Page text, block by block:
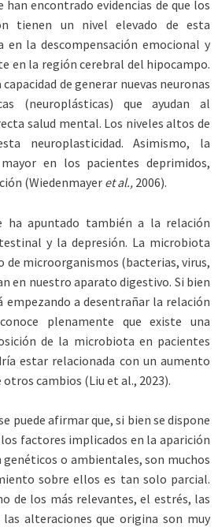
han encontrado evidencias de que los
tienen un nivel elevado de esta
en la descompensación emocional y
en la región cerebral del hipocampo.
de generar nuevas neuronas
(neuroplásticas) que ayudan al
salud mental. Los niveles altos de
neuroplasticidad. Asimismo, la
en los pacientes deprimidos,
(Wiedenmayer et al., 2006).
ha apuntado también a la relación
y la depresión. La microbiota
microorganismos (bacterias, virus,
en nuestro aparato digestivo. Si bien
empezando a desentrañar la relación
plenamente que existe una
de la microbiota en pacientes
estar relacionada con un aumento
cambios (Liu et al., 2023).
puede afirmar que, si bien se dispone
factores implicados en la aparición
genéticos o ambientales, son muchos
sobre ellos es tan solo parcial.
de los más relevantes, el estrés, las
las alteraciones que origina son muy